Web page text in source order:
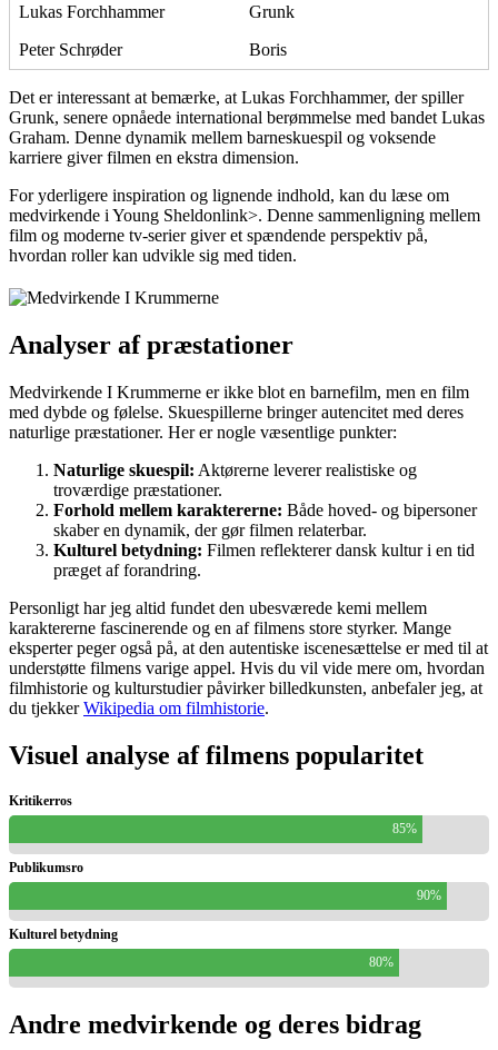
Lukas Forchhammer
Grunk
Peter Schrøder
Boris
Det er interessant at bemærke, at Lukas Forchhammer, der spiller
Grunk, senere opnåede international berømmelse med bandet Lukas
Graham. Denne dynamik mellem barneskuespil og voksende
karriere giver filmen en ekstra dimension.
For yderligere inspiration og lignende indhold, kan du læse om
medvirkende i Young Sheldonlink>. Denne sammenligning mellem
film og moderne tv-serier giver et spændende perspektiv på,
hvordan roller kan udvikle sig med tiden.
Analyser af præstationer
Medvirkende I Krummerne er ikke blot en barnefilm, men en film
med dybde og følelse. Skuespillerne bringer autencitet med deres
naturlige præstationer. Her er nogle væsentlige punkter:
Naturlige skuespil: Aktørerne leverer realistiske og
troværdige præstationer.
Forhold mellem karaktererne: Både hoved- og bipersoner
skaber en dynamik, der gør filmen relaterbar.
Kulturel betydning: Filmen reflekterer dansk kultur i en tid
præget af forandring.
Personligt har jeg altid fundet den ubesværede kemi mellem
karaktererne fascinerende og en af filmens store styrker. Mange
eksperter peger også på, at den autentiske iscenesættelse er med til at
understøtte filmens varige appel. Hvis du vil vide mere om, hvordan
filmhistorie og kulturstudier påvirker billedkunsten, anbefaler jeg, at
du tjekkerWikipedia om filmhistorie.
Visuel analyse af filmens popularitet
Kritikerros
85%
Publikumsro
90%
Kulturel betydning
80%
Andre medvirkende og deres bidrag